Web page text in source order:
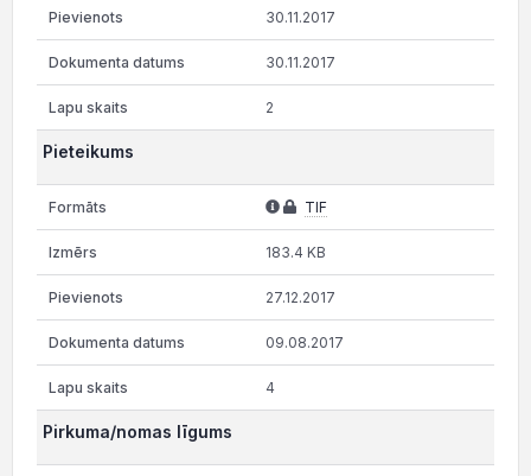
30.11.2017
30.11.2017
2
Pieteikums
TIF
183.4 KB
27.12.2017
09.08.2017
4
Pirkuma/nomas līgums